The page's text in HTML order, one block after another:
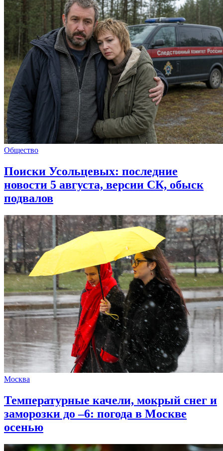
Общество
Поиски Усольцевых: последние
новости 5 августа, версии СК, обыск
подвалов
Москва
Температурные качели, мокрый снег и
заморозки до –6: погода в Москве
осенью